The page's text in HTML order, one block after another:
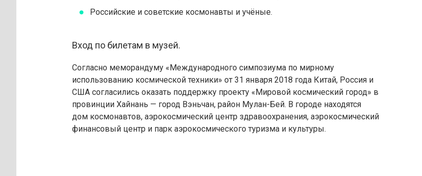
Российские и советские космонавты и учёные.
Вход по билетам в музей.
Согласно меморандуму «Международного симпозиума по мирному
использованию космической техники» от 31 января 2018 года Китай, Россия и
США согласились оказать поддержку проекту «Мировой космический город» в
провинции Хайнань — город Вэньчан, район Мулан-Бей. В городе находятся
дом космонавтов, аэрокосмический центр здравоохранения, аэрокосмический
финансовый центр и парк аэрокосмического туризма и культуры.